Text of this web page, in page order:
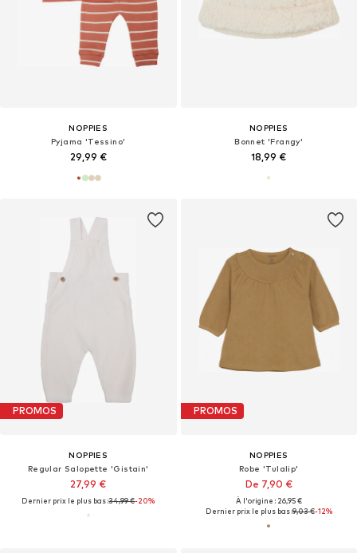
NOPPIES
Pyjama 'Tessino'
29,99 €
NOPPIES
Bonnet 'Frangy'
18,99 €
PROMOS
NOPPIES
Regular Salopette 'Gistain'
27,99 €
Dernier prix le plus bas :34,99 €-20%
PROMOS
NOPPIES
Robe 'Tulalip'
De 7,90 €
À l'origine : 26,95 €
Dernier prix le plus bas :9,03 €-12%